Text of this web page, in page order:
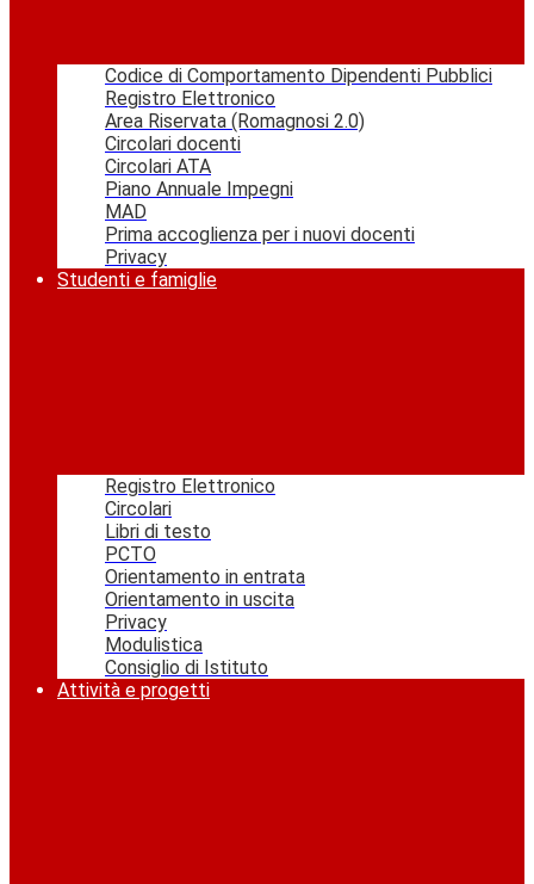
Codice di Comportamento Dipendenti Pubblici
Registro Elettronico
Area Riservata (Romagnosi 2.0)
Circolari docenti
Circolari ATA
Piano Annuale Impegni
MAD
Prima accoglienza per i nuovi docenti
Privacy
Studenti e famiglie
Registro Elettronico
Circolari
Libri di testo
PCTO
Orientamento in entrata
Orientamento in uscita
Privacy
Modulistica
Consiglio di Istituto
Attività e progetti